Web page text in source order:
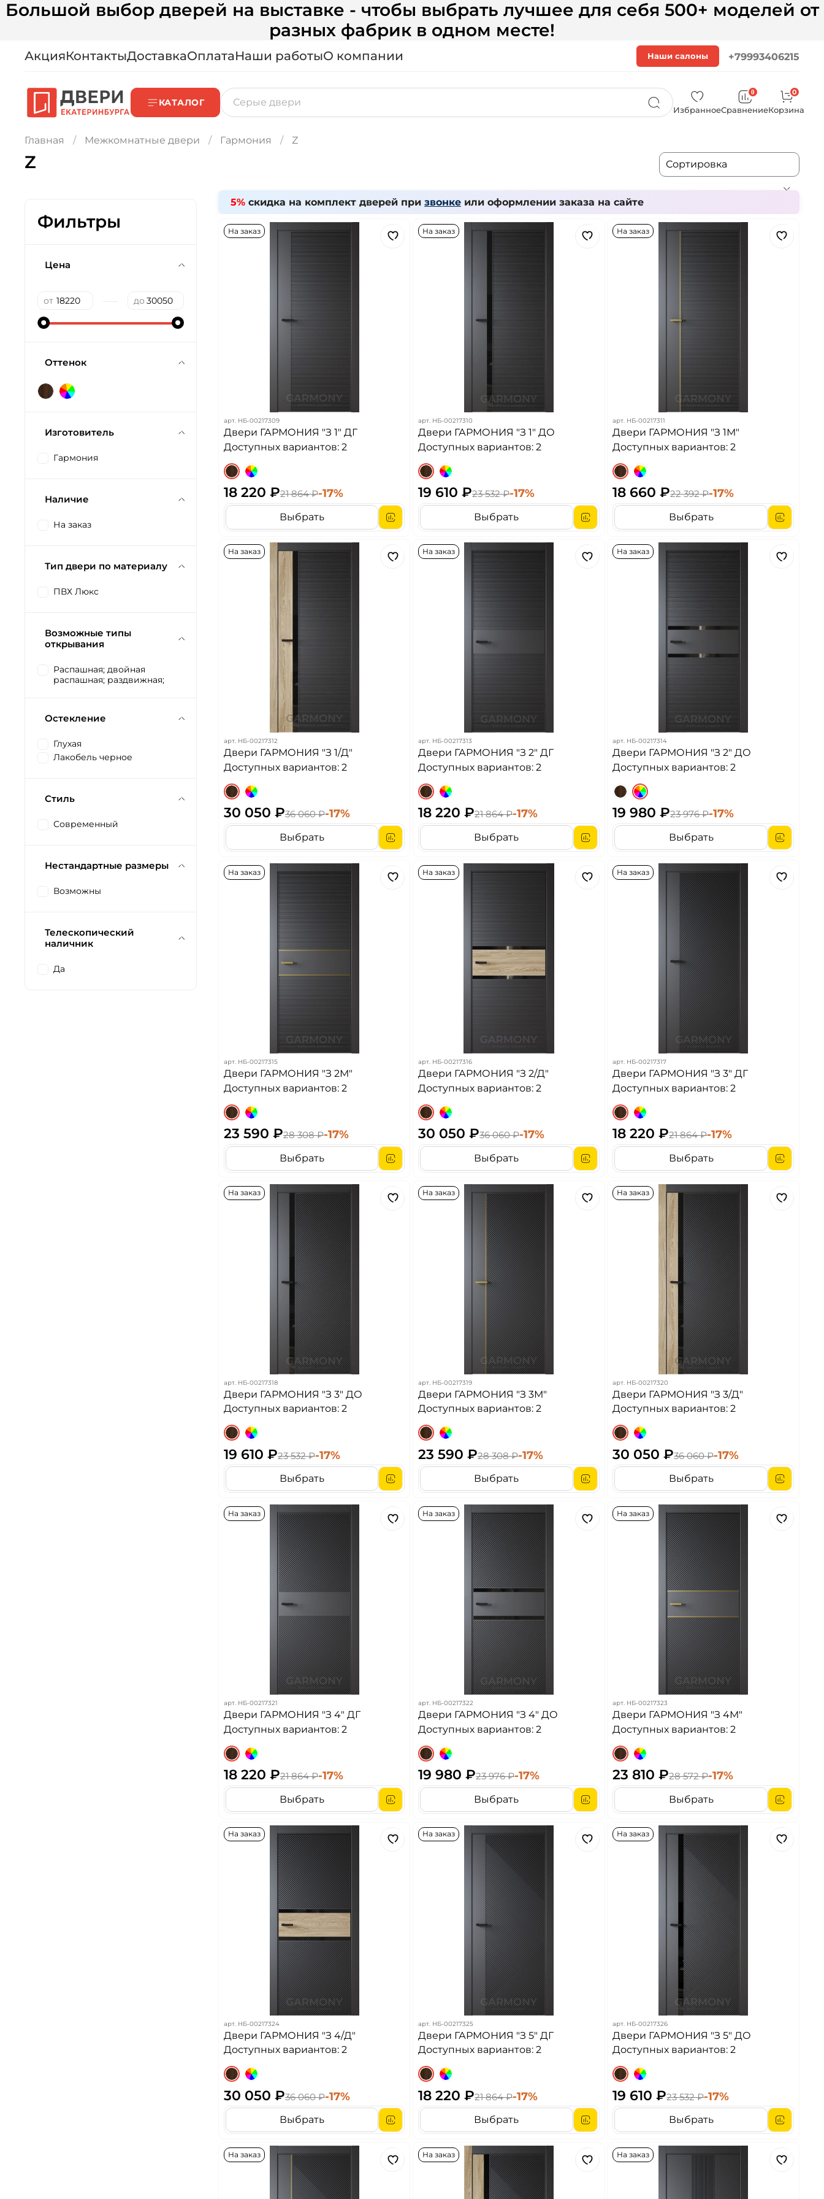
Большой выбор дверей на выставке - чтобы выбрать лучшее для себя 500+ моделей от
разных фабрик в одном месте!
АкцияКонтактыДоставкаОплатаНаши работыО компании Наши салоны +79993406215
КАТАЛОГ
Избранное
0
Сравнение
0
Корзина
Главная Межкомнатные двери Гармония Z
Z
5% скидка на комплект дверей при звонкеили оформлении заказа на сайте
На заказ
арт. НБ-00217309
Двери ГАРМОНИЯ "З 1" ДГ
Доступных вариантов: 2
18 220 ₽21 864 ₽-17%
Выбрать
На заказ
арт. НБ-00217310
Двери ГАРМОНИЯ "З 1" ДО
Доступных вариантов: 2
19 610 ₽23 532 ₽-17%
Выбрать
На заказ
арт. НБ-00217311
Двери ГАРМОНИЯ "З 1М"
Доступных вариантов: 2
18 660 ₽22 392 ₽-17%
Выбрать
На заказ
арт. НБ-00217312
Двери ГАРМОНИЯ "З 1/Д"
Доступных вариантов: 2
30 050 ₽36 060 ₽-17%
Выбрать
На заказ
арт. НБ-00217313
Двери ГАРМОНИЯ "З 2" ДГ
Доступных вариантов: 2
18 220 ₽21 864 ₽-17%
Выбрать
На заказ
арт. НБ-00217314
Двери ГАРМОНИЯ "З 2" ДО
Доступных вариантов: 2
19 980 ₽23 976 ₽-17%
Выбрать
На заказ
арт. НБ-00217315
Двери ГАРМОНИЯ "З 2М"
Доступных вариантов: 2
23 590 ₽28 308 ₽-17%
Выбрать
На заказ
арт. НБ-00217316
Двери ГАРМОНИЯ "З 2/Д"
Доступных вариантов: 2
30 050 ₽36 060 ₽-17%
Выбрать
На заказ
арт. НБ-00217317
Двери ГАРМОНИЯ "З 3" ДГ
Доступных вариантов: 2
18 220 ₽21 864 ₽-17%
Выбрать
На заказ
арт. НБ-00217318
Двери ГАРМОНИЯ "З 3" ДО
Доступных вариантов: 2
19 610 ₽23 532 ₽-17%
Выбрать
На заказ
арт. НБ-00217319
Двери ГАРМОНИЯ "З 3М"
Доступных вариантов: 2
23 590 ₽28 308 ₽-17%
Выбрать
На заказ
арт. НБ-00217320
Двери ГАРМОНИЯ "З 3/Д"
Доступных вариантов: 2
30 050 ₽36 060 ₽-17%
Выбрать
На заказ
арт. НБ-00217321
Двери ГАРМОНИЯ "З 4" ДГ
Доступных вариантов: 2
18 220 ₽21 864 ₽-17%
Выбрать
На заказ
арт. НБ-00217322
Двери ГАРМОНИЯ "З 4" ДО
Доступных вариантов: 2
19 980 ₽23 976 ₽-17%
Выбрать
На заказ
арт. НБ-00217323
Двери ГАРМОНИЯ "З 4М"
Доступных вариантов: 2
23 810 ₽28 572 ₽-17%
Выбрать
На заказ
арт. НБ-00217324
Двери ГАРМОНИЯ "З 4/Д"
Доступных вариантов: 2
30 050 ₽36 060 ₽-17%
Выбрать
На заказ
арт. НБ-00217325
Двери ГАРМОНИЯ "З 5" ДГ
Доступных вариантов: 2
18 220 ₽21 864 ₽-17%
Выбрать
На заказ
арт. НБ-00217326
Двери ГАРМОНИЯ "З 5" ДО
Доступных вариантов: 2
19 610 ₽23 532 ₽-17%
Выбрать
На заказ На заказ На заказ
Фильтры
Цена
от до
Оттенок
Изготовитель
Гармония
Наличие
На заказ
Тип двери по материалу
ПВХ Люкс
Возможные типы
открывания
Распашная; двойная
распашная; раздвижная;
Остекление
Глухая
Лакобель черное
Стиль
Современный
Нестандартные размеры
Возможны
Телескопический
наличник
Да